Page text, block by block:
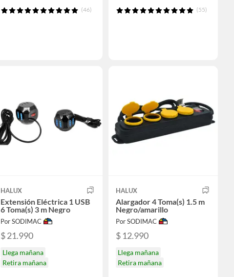
(46) (55)
HALUX
Extensión Eléctrica 1 USB
6 Toma(s) 3 m Negro
Por SODIMAC
$ 21.990
Llega mañana
Retira mañana
HALUX
Alargador 4 Toma(s) 1.5 m
Negro/amarillo
Por SODIMAC
$ 12.990
Llega mañana
Retira mañana